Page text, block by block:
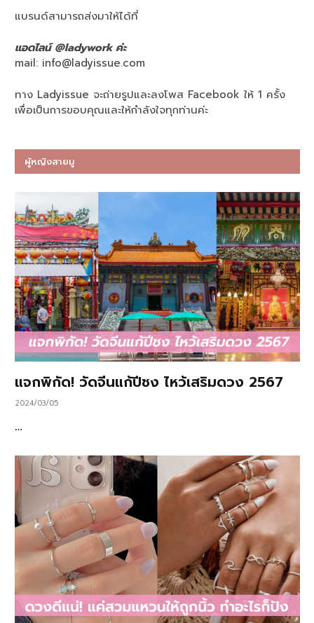
แบรนด์สามารถส่งมาให้ได้ที่
แอดไลน์ @ladywork ค่ะ
mail: info@ladyissue.com
ทาง Ladyissue จะถ่ายรูปและลงโพส Facebook ให้ 1 ครั้ง
เพื่อเป็นการขอบคุณและให้กำลังใจทุกท่านค่ะ
ผู้หญิงสายมู
แจกพิกัด! วัดจีนแก้ปีชง ไหว้เสริมดวง 2567
2024/03/05
…